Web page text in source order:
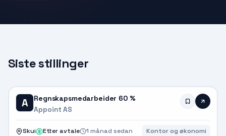
Siste stillinger
A Regnskapsmedarbeider 60 %
Appoint AS
Skui Etter avtale 1 månad sedan Kontor og økonomi